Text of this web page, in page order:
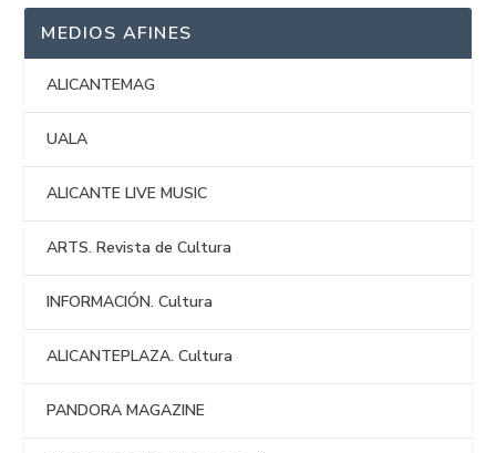
MEDIOS AFINES
ALICANTEMAG
UALA
ALICANTE LIVE MUSIC
ARTS. Revista de Cultura
INFORMACIÓN. Cultura
ALICANTEPLAZA. Cultura
PANDORA MAGAZINE